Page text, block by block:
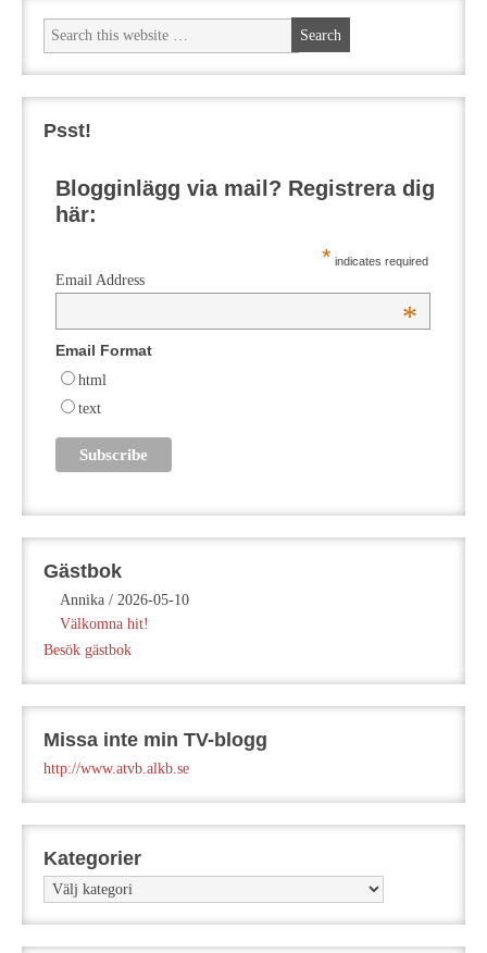
Psst!
Blogginlägg via mail? Registrera dig
här:
* indicates required
Email Address
*
Email Format
html
text
Gästbok
Annika / 2026-05-10
Välkomna hit!
Besök gästbok
Missa inte min TV-blogg
http://www.atvb.alkb.se
Kategorier
Kategorier